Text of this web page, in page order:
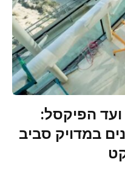
הפיקסל:
במדויק סביב